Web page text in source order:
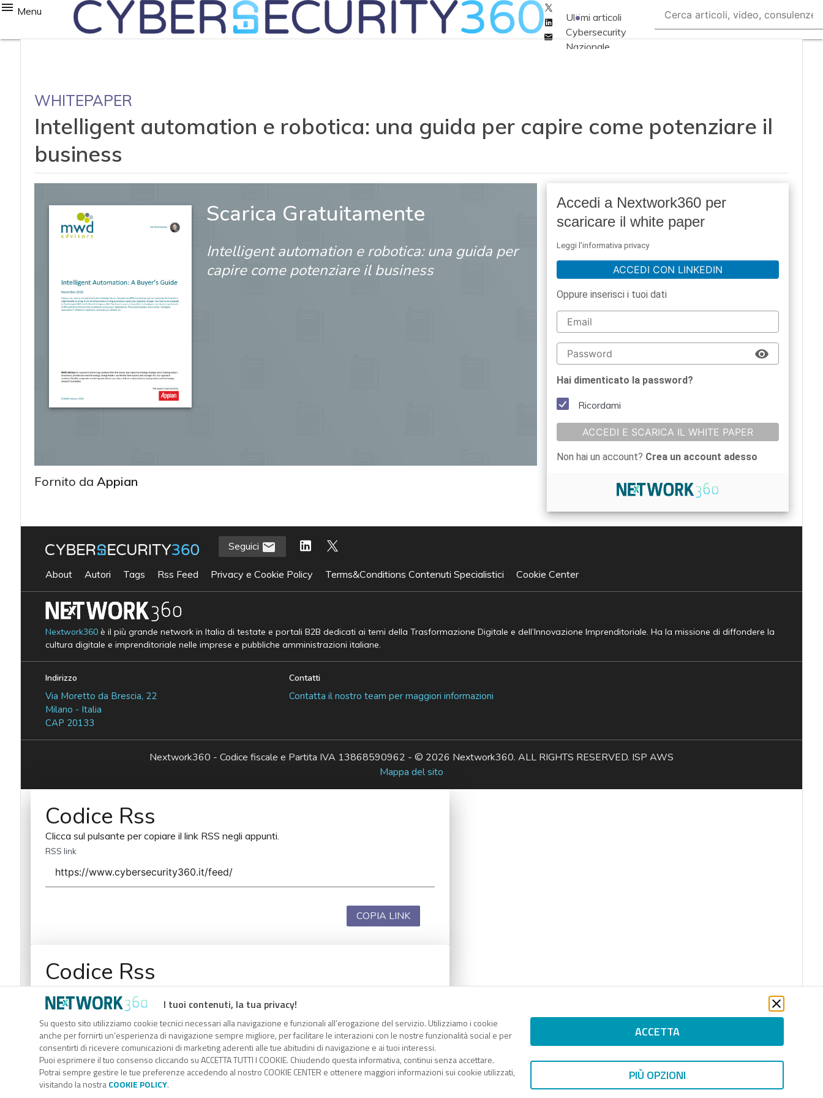
Menu
Linkedin
Email
Ultimi articoli
Cybersecurity
Nazionale
Soluzioni aziendali
Corsi cybersecurity
Chi siamo
WHITEPAPER
Intelligent automation e robotica: una guida per capire come potenziare il
business
Scarica Gratuitamente
Intelligent automation e robotica: una guida per
capire come potenziare il business
Fornito da Appian
Accedi a Nextwork360 per
scaricare il white paper
Leggi l'informativa privacy
ACCEDI CON LINKEDIN
Oppure inserisci i tuoi dati
Hai dimenticato la password?
Ricordami
ACCEDI E SCARICA IL WHITE PAPER
Non hai un account? Crea un account adesso
I tuoi contenuti, la tua privacy!
Su questo sito utilizziamo cookie tecnici necessari alla navigazione e funzionali all’erogazione del servizio. Utilizziamo i cookie
anche per fornirti un’esperienza di navigazione sempre migliore, per facilitare le interazioni con le nostre funzionalità social e per
consentirti di ricevere comunicazioni di marketing aderenti alle tue abitudini di navigazione e ai tuoi interessi.
Puoi esprimere il tuo consenso cliccando su ACCETTA TUTTI I COOKIE. Chiudendo questa informativa, continui senza accettare.
Potrai sempre gestire le tue preferenze accedendo al nostro COOKIE CENTER e ottenere maggiori informazioni sui cookie utilizzati,
visitando la nostraCOOKIE POLICY.
ACCETTA
PIÙ OPZIONI
Seguici
About Autori Tags Rss Feed Privacy e Cookie Policy Terms&Conditions Contenuti Specialistici Cookie Center
Nextwork360è il più grande network in Italia di testate e portali B2B dedicati ai temi della Trasformazione Digitale e dell’Innovazione Imprenditoriale. Ha la missione di diffondere la
cultura digitale e imprenditoriale nelle imprese e pubbliche amministrazioni italiane.
Indirizzo
Via Moretto da Brescia, 22
Milano - Italia
CAP 20133
Contatti
Contatta il nostro team per maggiori informazioni
Nextwork360 - Codice fiscale e Partita IVA 13868590962 - © 2026 Nextwork360. ALL RIGHTS RESERVED. ISP AWS
Mappa del sito
Codice Rss
Clicca sul pulsante per copiare il link RSS negli appunti.
RSS link
COPIA LINK
Codice Rss
RSS link
COPIA LINK